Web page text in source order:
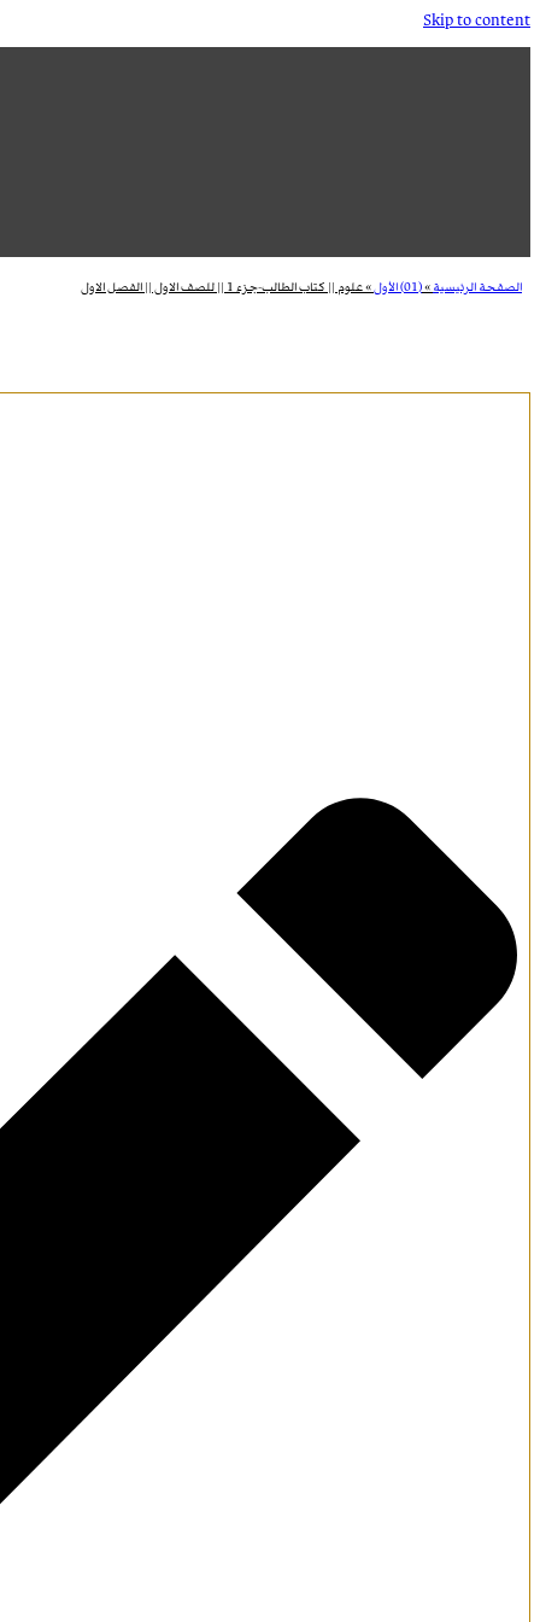
Skip to content
الصفحة الرئيسية»(01) الأول »علوم || كتاب الطالب-جزء 1 || للصف الاول || الفصل الاول